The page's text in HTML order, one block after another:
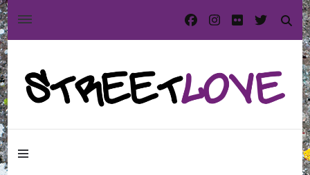
StreetLove
International street art and graffiti magazine